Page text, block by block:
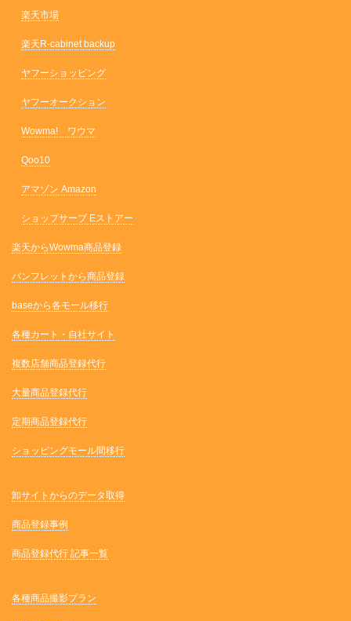
楽天市場
楽天R-cabinet backup
ヤフーショッピング
ヤフーオークション
Wowma! ワウマ
Qoo10
アマゾン Amazon
ショップサーブ Eストアー
楽天からWowma商品登録
パンフレットから商品登録
baseから各モール移行
各種カート・自社サイト
複数店舗商品登録代行
大量商品登録代行
定期商品登録代行
ショッピングモール間移行
卸サイトからのデータ取得
商品登録事例
商品登録代行 記事一覧
各種商品撮影プラン